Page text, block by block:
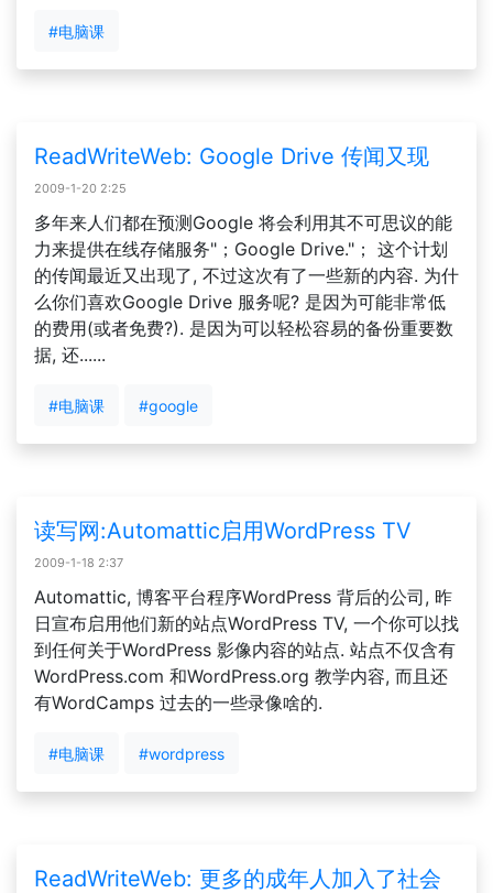
#电脑课
ReadWriteWeb: Google Drive 传闻又现
2009-1-20 2:25
多年来人们都在预测Google 将会利用其不可思议的能
力来提供在线存储服务"；Google Drive."； 这个计划
的传闻最近又出现了, 不过这次有了一些新的内容. 为什
么你们喜欢Google Drive 服务呢? 是因为可能非常低
的费用(或者免费?). 是因为可以轻松容易的备份重要数
据, 还......
#电脑课 #google
读写网:Automattic启用WordPress TV
2009-1-18 2:37
Automattic, 博客平台程序WordPress 背后的公司, 昨
日宣布启用他们新的站点WordPress TV, 一个你可以找
到任何关于WordPress 影像内容的站点. 站点不仅含有
WordPress.com 和WordPress.org 教学内容, 而且还
有WordCamps 过去的一些录像啥的.
#电脑课 #wordpress
ReadWriteWeb: 更多的成年人加入了社会